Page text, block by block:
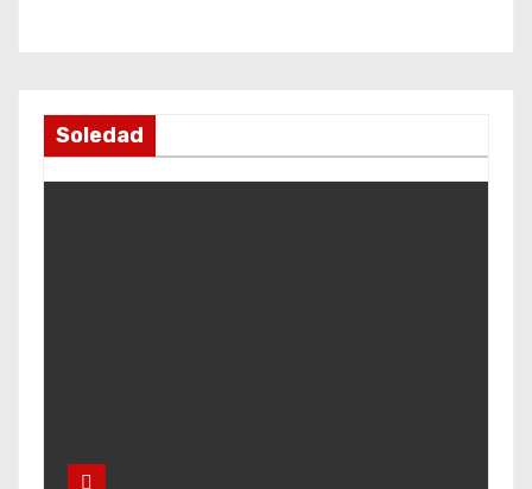
Soledad